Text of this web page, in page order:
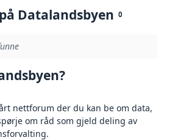
Datalandsbyen 0
nettforum der du kan be om data,
om råd som gjeld deling av